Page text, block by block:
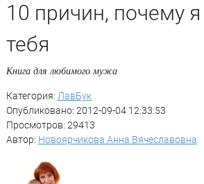
10 причин, почему
тебя
Книга для любимого мужа
Категория: ЛавБук
Опубликовано: 2012-09-04 12:33:53
Просмотров: 29413
Автор: Новоярчикова Анна Вячеславовна